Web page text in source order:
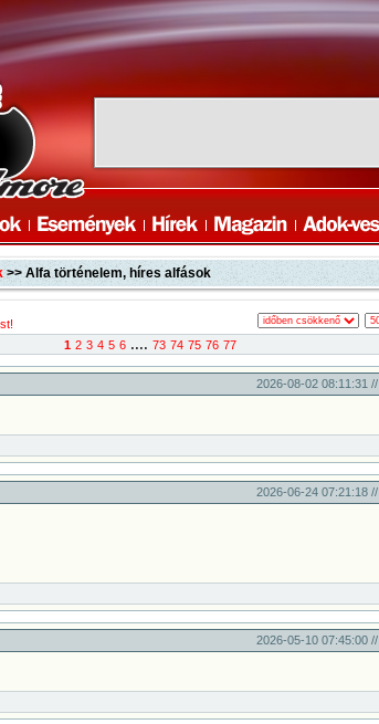
>> Alfa történelem, híres alfások
1 2 3 4 5 6 .... 73 74 75 76 77
2026-08-02 08:11:31 //
2026-06-24 07:21:18 //
2026-05-10 07:45:00 //